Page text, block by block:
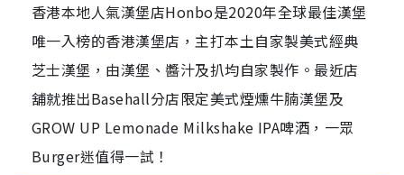
香港本地人氣漢堡店Honbo是2020年全球最佳漢堡
唯一入榜的香港漢堡店，主打本土自家製美式經典
芝士漢堡，由漢堡、醬汁及扒均自家製作。最近店
舖就推出Basehall分店限定美式煙燻牛腩漢堡及
GROW UP Lemonade Milkshake IPA啤酒，一眾
Burger迷值得一試！